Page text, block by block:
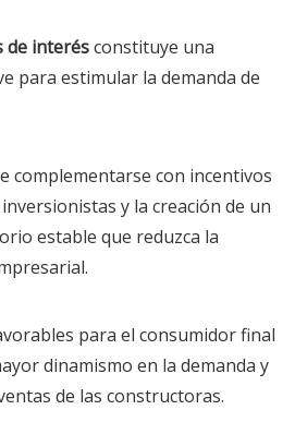
de interésconstituye una
para estimular la demanda de
complementarse con incentivos
y la creación de un
estable que reduzca la
para el consumidor final
dinamismo en la demanda y
de las constructoras.